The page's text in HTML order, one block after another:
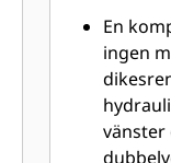
finns
En
ingen
vänster